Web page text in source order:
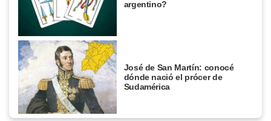
argentino?
José de San Martín: conocé
dónde nació el prócer de
Sudamérica